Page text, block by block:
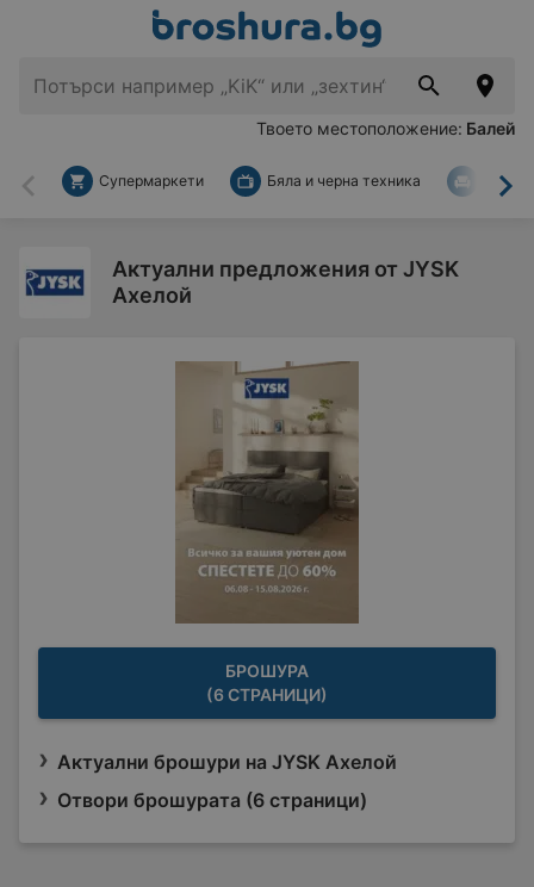
Твоето местоположение: Балей
Назад
Супермаркети Бяла и черна техника За
Актуални предложения от JYSK
Ахелой
БРОШУРА
(6 СТРАНИЦИ)
Актуални брошури на JYSK Ахелой
Отвори брошурата (6 страници)